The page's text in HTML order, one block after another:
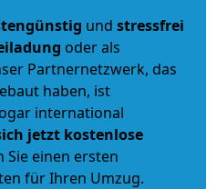
und stressfrei
oder als
Partnernetzwerk, das
haben, ist
international
jetzt kostenlose
Sie einen ersten
für Ihren Umzug.